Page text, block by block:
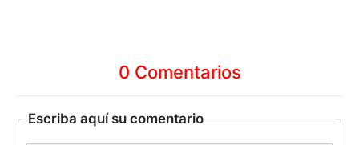
0 Comentarios
Escriba aquí su comentario